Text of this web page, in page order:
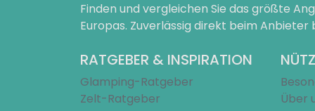
Finden und vergleichen Sie das größte
Europas. Zuverlässig direkt beim Anbieter
RATGEBER & INSPIRATION
Glamping-Ratgeber
Zelt-Ratgeber
Über